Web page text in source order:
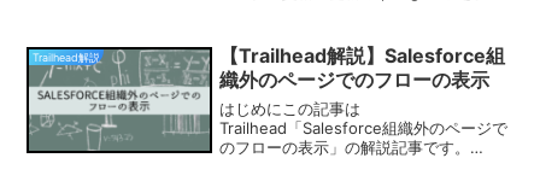
容ですので、忘れないうちにサクッと終
わら...
Trailhead解説
【Trailhead解説】Salesforce組
織外のページでのフローの表示
はじめにこの記事は
Trailhead「Salesforce組織外のページで
のフローの表示」の解説記事です。